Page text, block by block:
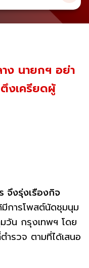
ง นายกฯ อย่า
งเครียดผู้
จึงรุ่งเรืองกิจ
มีการโพสต์นัดชุมนุม
วัน กรุงเทพฯ โดย
ำรวจ ตามที่ได้เสนอ